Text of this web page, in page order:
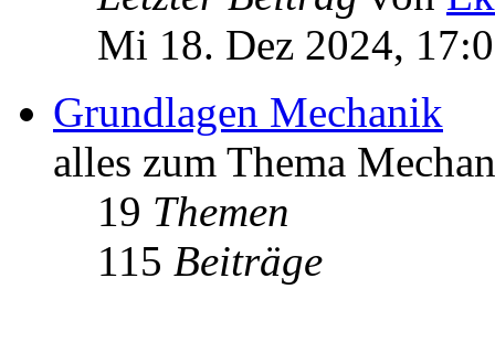
Mi 18. Dez 2024,
Grundlagen Mechanik
alles zum Thema
19 Themen
115 Beiträge